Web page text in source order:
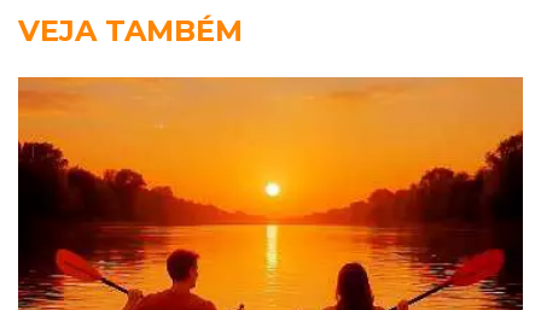
VEJA TAMBÉM